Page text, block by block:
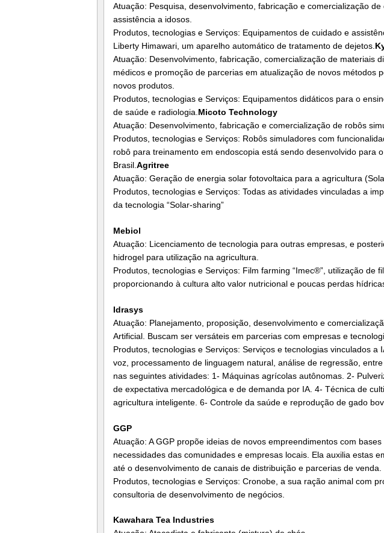
Atuação: Pesquisa, desenvolvimento, fabricação e comercialização
assistência a idosos.
Produtos, tecnologias e Serviços: Equipamentos de cuidado e
Liberty Himawari, um aparelho automático de tratamento de dejetos.
Atuação: Desenvolvimento, fabricação, comercialização de materiais
médicos e promoção de parcerias em atualização de novos métodos
novos produtos.
Produtos, tecnologias e Serviços: Equipamentos didáticos para o
de saúde e radiologia. Micoto Technology
Atuação: Desenvolvimento, fabricação e comercialização de robôs
Produtos, tecnologias e Serviços: Robôs simuladores com
robô para treinamento em endoscopia está sendo desenvolvido para
Brasil. Agritree
Atuação: Geração de energia solar fotovoltaica para a agricultura
Produtos, tecnologias e Serviços: Todas as atividades vinculadas a
da tecnologia “Solar-sharing”
Mebiol
Atuação: Licenciamento de tecnologia para outras empresas, e
hidrogel para utilização na agricultura.
Produtos, tecnologias e Serviços: Film farming “Imec®”, utilização de
proporcionando à cultura alto valor nutricional e poucas perdas
Idrasys
Atuação: Planejamento, proposição, desenvolvimento e
Artificial. Buscam ser versáteis em parcerias com empresas e
Produtos, tecnologias e Serviços: Serviços e tecnologias vinculados a
voz, processamento de linguagem natural, análise de regressão,
nas seguintes atividades: 1- Máquinas agrícolas autônomas. 2-
de expectativa mercadológica e de demanda por IA. 4- Técnica de
agricultura inteligente. 6- Controle da saúde e reprodução de gado
GGP
Atuação: A GGP propõe ideias de novos empreendimentos com
necessidades das comunidades e empresas locais. Ela auxilia estas
até o desenvolvimento de canais de distribuição e parcerias de venda.
Produtos, tecnologias e Serviços: Cronobe, a sua ração animal com
consultoria de desenvolvimento de negócios.
Kawahara Tea Industries